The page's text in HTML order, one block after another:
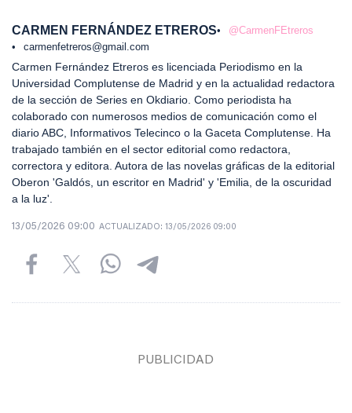
CARMEN FERNÁNDEZ ETREROS
@CarmenFEtreros
carmenfetreros@gmail.com
Carmen Fernández Etreros es licenciada Periodismo en la
Universidad Complutense de Madrid y en la actualidad redactora
de la sección de Series en Okdiario. Como periodista ha
colaborado con numerosos medios de comunicación como el
diario ABC, Informativos Telecinco o la Gaceta Complutense. Ha
trabajado también en el sector editorial como redactora,
correctora y editora. Autora de las novelas gráficas de la editorial
Oberon 'Galdós, un escritor en Madrid' y 'Emilia, de la oscuridad
a la luz'.
13/05/2026 09:00 ACTUALIZADO: 13/05/2026 09:00